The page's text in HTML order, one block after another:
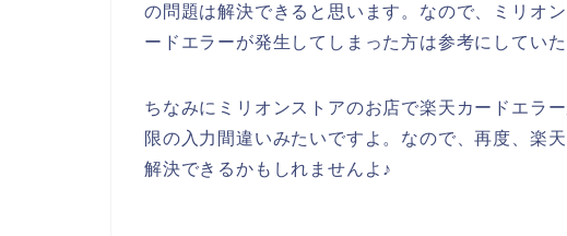
の問題は解決できると思います。なので、ミリオ
ードエラーが発生してしまった方は参考にしていた
ちなみにミリオンストアのお店で楽天カードエラ
限の入力間違いみたいですよ。なので、再度、楽
解決できるかもしれませんよ♪